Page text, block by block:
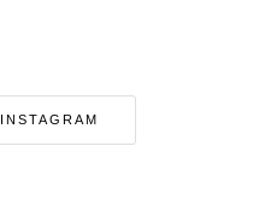
INSTAGRAM